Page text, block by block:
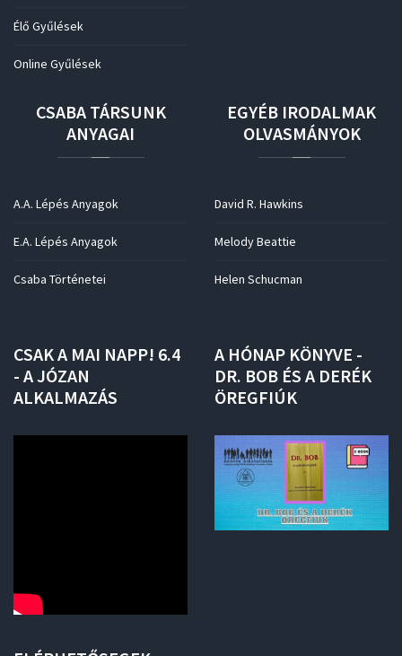
Élő Gyűlések
Online Gyűlések
CSABA TÁRSUNK
ANYAGAI
A.A. Lépés Anyagok
E.A. Lépés Anyagok
Csaba Történetei
EGYÉB IRODALMAK
OLVASMÁNYOK
David R. Hawkins
Melody Beattie
Helen Schucman
CSAKA MAI NAPP! 6.4
- AJÓZAN
ALKALMAZÁS
A HÓNAP KÖNYVE -
DR. BOB ÉS A DERÉK
ÖREGFIÚK